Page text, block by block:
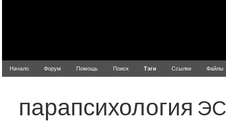
Начало Форум Помощь Поиск Тэги Ссылки Файлы
парапсихология